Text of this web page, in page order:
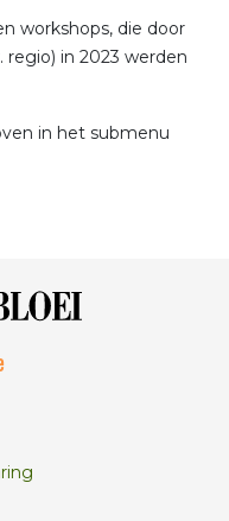
workshops, die door
regio) in 2023 werden
in het submenu